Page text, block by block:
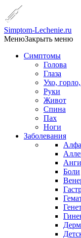
Simptom-Lechenie.ru
МенюЗакрыть меню
Симптомы
Голова
Глаза
Ухо,
Руки
Живот
Спина
Пах
Ноги
Заболевания
Боли